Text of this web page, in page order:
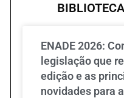
ENADE 2026:
legislação que
edição e as
novidades para